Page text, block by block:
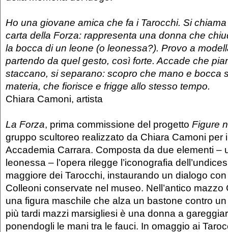
Ho una giovane amica che fa i Tarocchi. Si
carta della Forza: rappresenta una donna che
la bocca di un leone (o leonessa?). Provo a
partendo da quel gesto, così forte. Accade che
staccano, si separano: scopro che mano e bocca
materia, che fiorisce e frigge allo stesso tempo.
Chiara Camoni, artista
La Forza, prima commissione del progetto Figure
gruppo scultoreo realizzato da Chiara Camoni per
Accademia Carrara. Composta da due elementi –
leonessa – l’opera rilegge l’iconografia
maggiore dei Tarocchi, instaurando un dialogo
Colleoni conservate nel museo. Nell’antico mazzo
una figura maschile che alza un bastone contro
più tardi mazzi marsigliesi è una donna a
ponendogli le mani tra le fauci. In omaggio ai